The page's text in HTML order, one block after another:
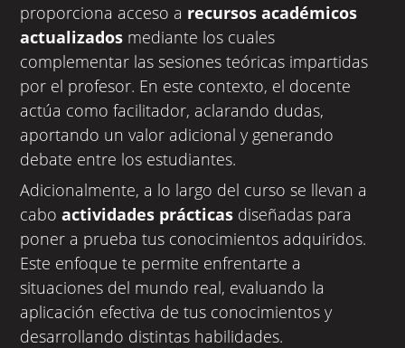
proporciona acceso a recursos académicos
actualizados mediante los cuales
complementar las sesiones teóricas impartidas
por el profesor. En este contexto, el docente
actúa como facilitador, aclarando dudas,
aportando un valor adicional y generando
debate entre los estudiantes.
Adicionalmente, a lo largo del curso se llevan a
caboactividades prácticas diseñadas para
poner a prueba tus conocimientos adquiridos.
Este enfoque te permite enfrentarte a
situaciones del mundo real, evaluando la
aplicación efectiva de tus conocimientos y
desarrollando distintas habilidades.